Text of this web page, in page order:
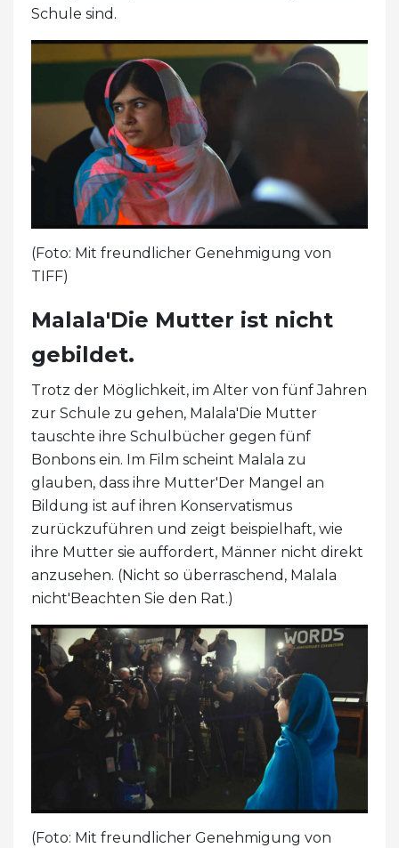
Schule sind.
(Foto: Mit freundlicher Genehmigung von
TIFF)
Malala'Die Mutter ist nicht
gebildet.
Trotz der Möglichkeit, im Alter von fünf Jahren
zur Schule zu gehen, Malala'Die Mutter
tauschte ihre Schulbücher gegen fünf
Bonbons ein. Im Film scheint Malala zu
glauben, dass ihre Mutter'Der Mangel an
Bildung ist auf ihren Konservatismus
zurückzuführen und zeigt beispielhaft, wie
ihre Mutter sie auffordert, Männer nicht direkt
anzusehen. (Nicht so überraschend, Malala
nicht'Beachten Sie den Rat.)
(Foto: Mit freundlicher Genehmigung von